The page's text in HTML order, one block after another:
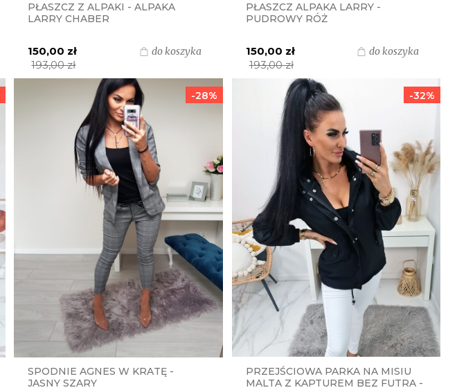
PŁASZCZ Z ALPAKI - ALPAKA
LARRY CHABER
150,00 zł
193,00 zł
do koszyka
PŁASZCZ ALPAKA LARRY -
PUDROWY RÓŻ
150,00 zł
193,00 zł
do koszyka
SPODNIE AGNES W KRATĘ -
JASNY SZARY
-28%
PRZEJŚCIOWA PARKA NA MISIU
MALTA Z KAPTUREM BEZ FUTRA -
-32%